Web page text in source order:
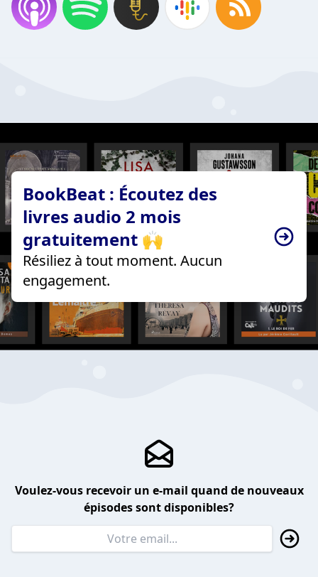
BookBeat : Écoutez des
livres audio 2 mois
gratuitement 🙌
Résiliez à tout moment. Aucun
engagement.
Voulez-vous recevoir un e-mail quand de nouveaux
épisodes sont disponibles?